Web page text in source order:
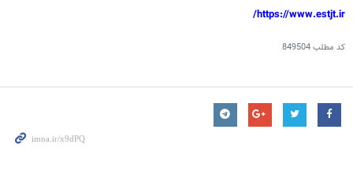
https://www.estjt.ir/
کد مطلب849504